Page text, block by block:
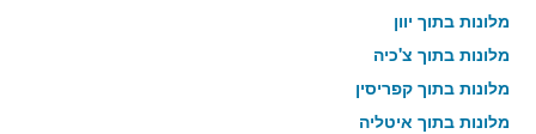
מלונות בתוך יוון
מלונות בתוך צ'כיה
מלונות בתוך קפריסין
מלונות בתוך איטליה